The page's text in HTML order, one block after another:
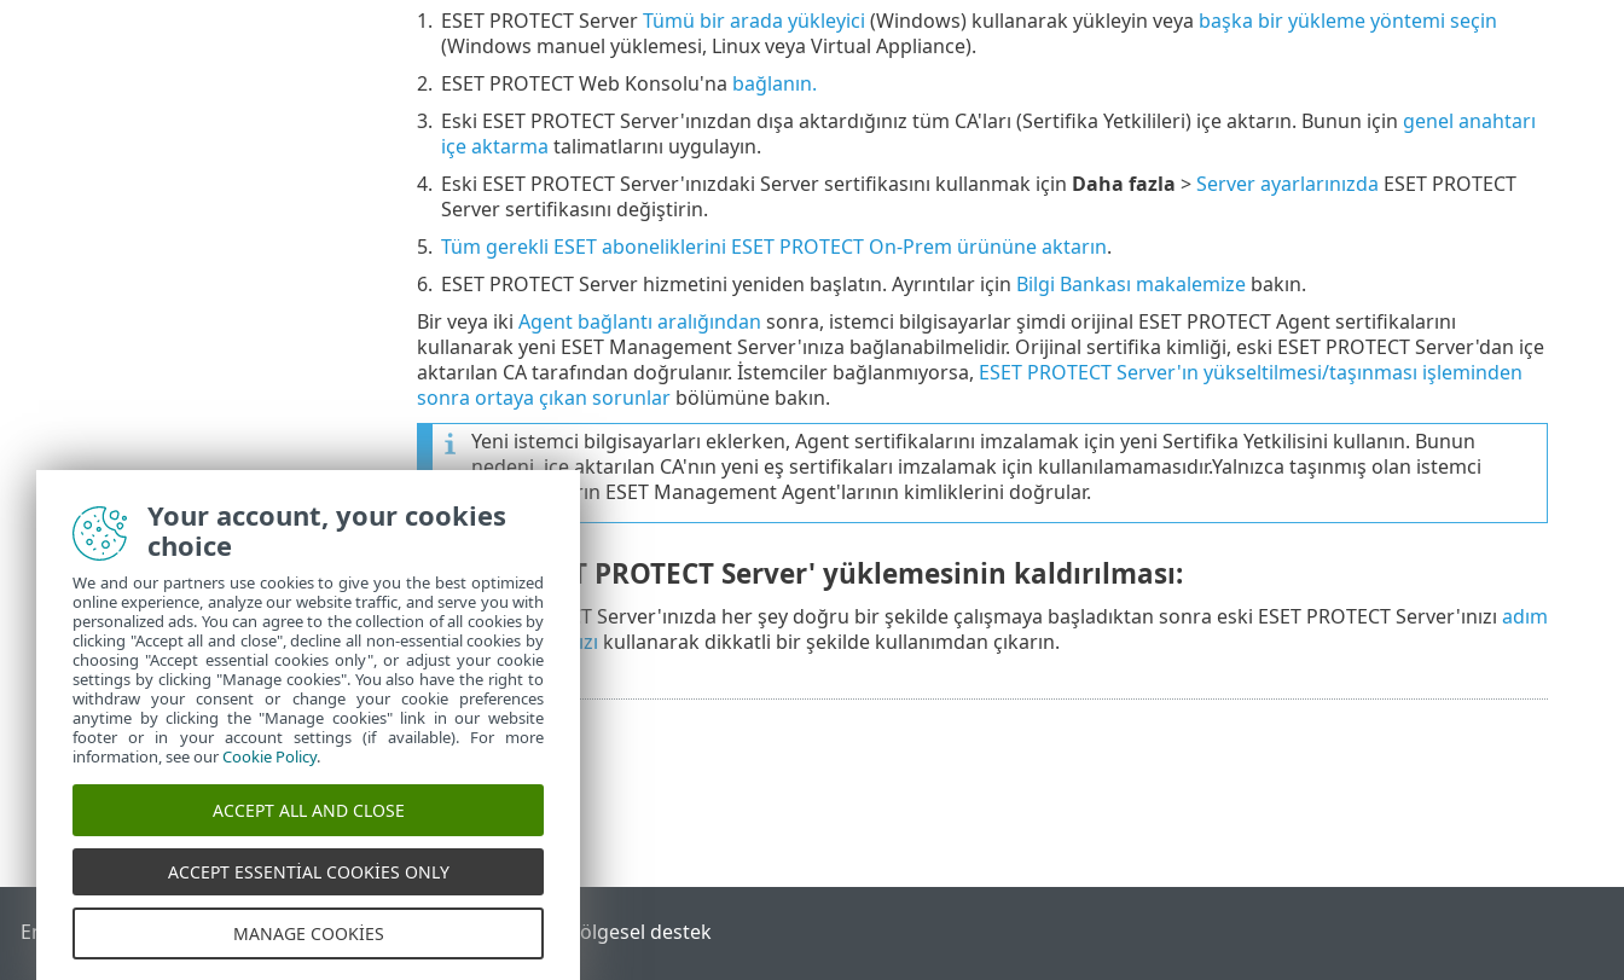
1. ESET PROTECT ServerTümü bir arada yükleyici (Windows) kullanarak yükleyin veya başka bir yükleme yöntemi seçin
(Windows manuel yüklemesi, Linux veya Virtual Appliance).
2. ESET PROTECT Web Konsolu'na bağlanın.
3. Eski ESET PROTECT Server'ınızdan dışa aktardığınız tüm CA'ları (Sertifika Yetkilileri) içe aktarın. Bunun için genel anahtarı
içe aktarma talimatlarını uygulayın.
4. Eski ESET PROTECT Server'ınızdaki Server sertifikasını kullanmak için Daha fazla >Server ayarlarınızda ESET PROTECT
Server sertifikasını değiştirin.
5. Tüm gerekli ESET aboneliklerini ESET PROTECT On-Prem ürününe aktarın.
6. ESET PROTECT Server hizmetini yeniden başlatın. Ayrıntılar için Bilgi Bankası makalemizebakın.
Bir veya iki Agent bağlantı aralığından sonra, istemci bilgisayarlar şimdi orijinal ESET PROTECT Agent sertifikalarını
kullanarak yeni ESET Management Server'ınıza bağlanabilmelidir. Orijinal sertifika kimliği, eski ESET PROTECT Server'dan içe
aktarılan CA tarafından doğrulanır. İstemciler bağlanmıyorsa, ESET PROTECT Server'ın yükseltilmesi/taşınması işleminden
sonra ortaya çıkan sorunlarbölümüne bakın.
Yeni istemci bilgisayarları eklerken, Agent sertifikalarını imzalamak için yeni Sertifika Yetkilisini kullanın. Bunun
nedeni, içe aktarılan CA'nın yeni eş sertifikaları imzalamak için kullanılamamasıdır.Yalnızca taşınmış olan istemci
bilgisayarların ESET Management Agent'larının kimliklerini doğrular.
III. Eski ESET PROTECT Server' yüklemesinin kaldırılması:
Yeni ESET PROTECT Server'ınızda her şey doğru bir şekilde çalışmaya başladıktan sonra eski ESET PROTECT Server'ınızı adım
adım talimatlarımızı kullanarak dikkatli bir şekilde kullanımdan çıkarın.
End of Life ESET Bilgi BankasıESET Forumu Bölgesel destek
Your account, your cookies
choice
We and our partners use cookies to give you the best optimized
online experience, analyze our website traffic, and serve you with
personalized ads. You can agree to the collection of all cookies by
clicking "Accept all and close", decline all non-essential cookies by
choosing "Accept essential cookies only", or adjust your cookie
settings by clicking "Manage cookies". You also have the right to
withdraw your consent or change your cookie preferences
anytime by clicking the "Manage cookies" link in our website
footer or in your account settings (if available). For more
information, see ourCookie Policy.
ACCEPT ALL AND CLOSE
ACCEPT ESSENTIAL COOKIES ONLY
MANAGE COOKIES